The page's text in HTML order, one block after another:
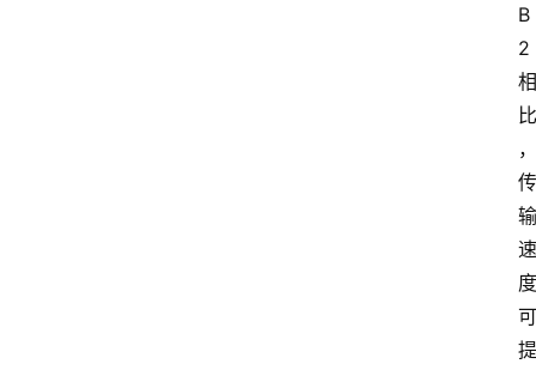
B
2
相
比
，
传
输
速
度
可
提